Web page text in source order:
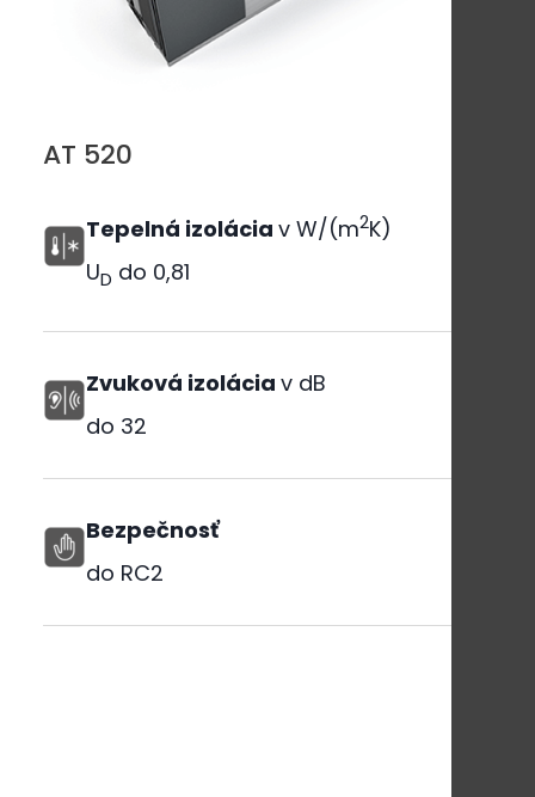
AT 520
Tepelná izolácia v W/(m2K)
UD do 0,81
Zvuková izolácia v dB
do 32
Bezpečnosť
do RC2